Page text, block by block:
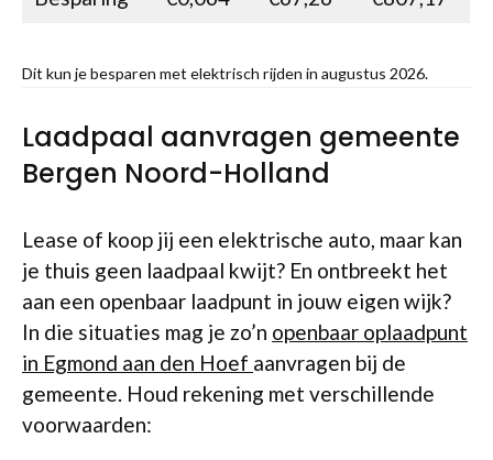
Dit kun je besparen met elektrisch rijden in augustus 2026.
Laadpaal aanvragen gemeente
Bergen Noord-Holland
Lease of koop jij een elektrische auto, maar kan
je thuis geen laadpaal kwijt? En ontbreekt het
aan een openbaar laadpunt in jouw eigen wijk?
In die situaties mag je zo’n openbaar oplaadpunt
in Egmond aan den Hoef aanvragen bij de
gemeente. Houd rekening met verschillende
voorwaarden: